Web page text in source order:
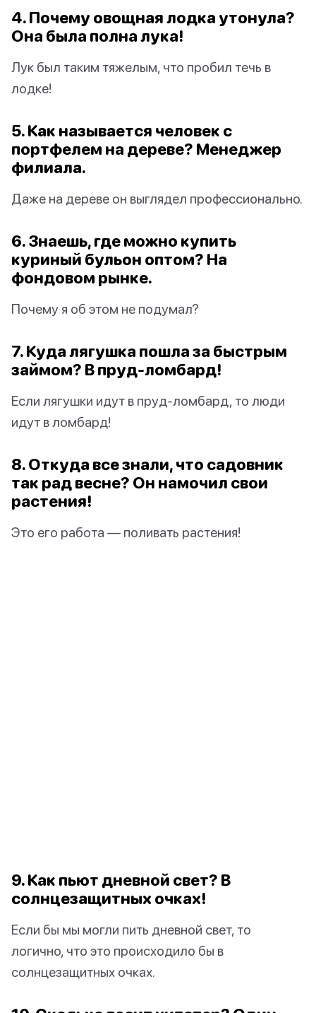
4. Почему овощная лодка утонула?
Она была полна лука!
Лук был таким тяжелым, что пробил течь в
лодке!
5. Как называется человек с
портфелем на дереве? Менеджер
филиала.
Даже на дереве он выглядел профессионально.
6. Знаешь, где можно купить
куриный бульон оптом? На
фондовом рынке.
Почему я об этом не подумал?
7. Куда лягушка пошла за быстрым
займом? В пруд-ломбард!
Если лягушки идут в пруд-ломбард, то люди
идут в ломбард!
8. Откуда все знали, что садовник
так рад весне? Он намочил свои
растения!
Это его работа — поливать растения!
9. Как пьют дневной свет? В
солнцезащитных очках!
Если бы мы могли пить дневной свет, то
логично, что это происходило бы в
солнцезащитных очках.